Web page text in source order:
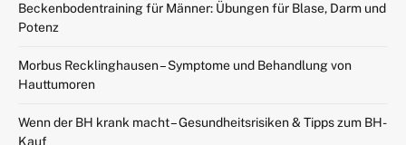
Beckenbodentraining für Männer: Übungen für Blase, Darm und
Potenz
Morbus Recklinghausen – Symptome und Behandlung von
Hauttumoren
Wenn der BH krank macht – Gesundheitsrisiken & Tipps zum BH-
Kauf